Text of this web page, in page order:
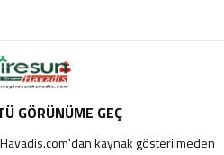
GÖRÜNÜME GEÇ
kaynak gösterilmeden